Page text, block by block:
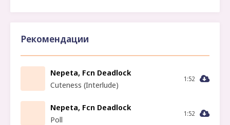
Рекомендации
Nepeta, Fcn Deadlock
Cuteness (Interlude)
1:52
Nepeta, Fcn Deadlock
Poll
1:52